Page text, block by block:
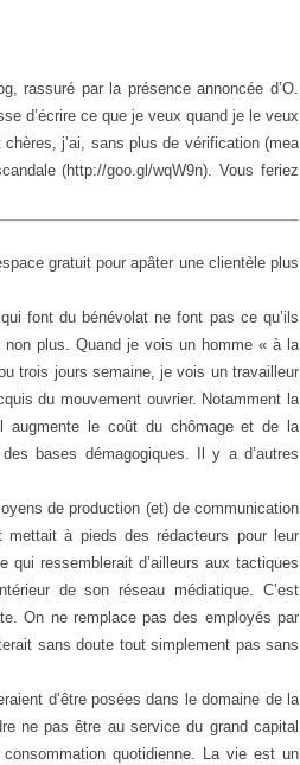
rassuré par la présence annoncée d’O.
d’écrire ce que je veux quand je le veux
j’ai, sans plus de vérification (mea
(http://goo.gl/wqW9n). Vous feriez
gratuit pour apâter une clientèle plus
font du bénévolat ne font pas ce qu’ils
plus. Quand je vois un homme « à la
trois jours semaine, je vois un travailleur
du mouvement ouvrier. Notamment la
augmente le coût du chômage et de la
bases démagogiques. Il y a d’autres
de production (et) de communication
mettait à pieds des rédacteurs pour leur
ressemblerait d’ailleurs aux tactiques
de son réseau médiatique. C’est
On ne remplace pas des employés par
sans doute tout simplement pas sans
d’être posées dans le domaine de la
ne pas être au service du grand capital
quotidienne. La vie est un